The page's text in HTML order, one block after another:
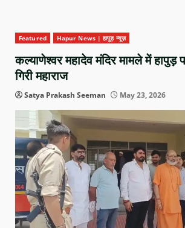
Featured Hapur News | हापुड़ न्यूज़
कल्याणेश्वर महादेव मंदिर मामले में हापुड़
गिरी महाराज
Satya Prakash Seeman May 23, 2026